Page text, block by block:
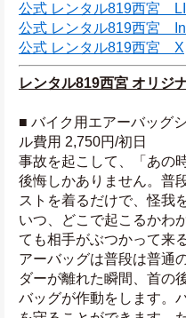
公式 レンタル819西宮　
公式 レンタル819西宮　
公式 レンタル819西宮　X
レンタル819西宮 オリジ
■ バイク用エアーバッグ
ル費用 2,750円/初日
事故を起こして、「あの
後悔しかありません。普
ストを着るだけで、怪我
いつ、どこで起こるかわ
ても相手がぶつかって来
アーバッグは普段は普通
ダーが離れた瞬間、首の
バッグが作動をします。